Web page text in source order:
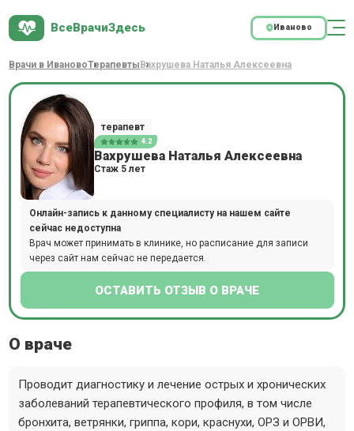
ВсеВрачиЗдесь Иваново
Врачи в ИвановоТерапевты Вахрушева Наталья Алексеевна
терапевт
4.2
Вахрушева Наталья Алексеевна
Стаж 5 лет
Онлайн-запись к данному специалисту на нашем сайте
сейчас недоступна
Врач может принимать в клинике, но расписание для записи
через сайт нам сейчас не передается.
ОСТАВИТЬ ОТЗЫВ О ВРАЧЕ
О враче
Проводит диагностику и лечение острых и хронических
заболеваний терапевтического профиля, в том числе
бронхита, ветрянки, гриппа, кори, краснухи, ОРЗ и ОРВИ,